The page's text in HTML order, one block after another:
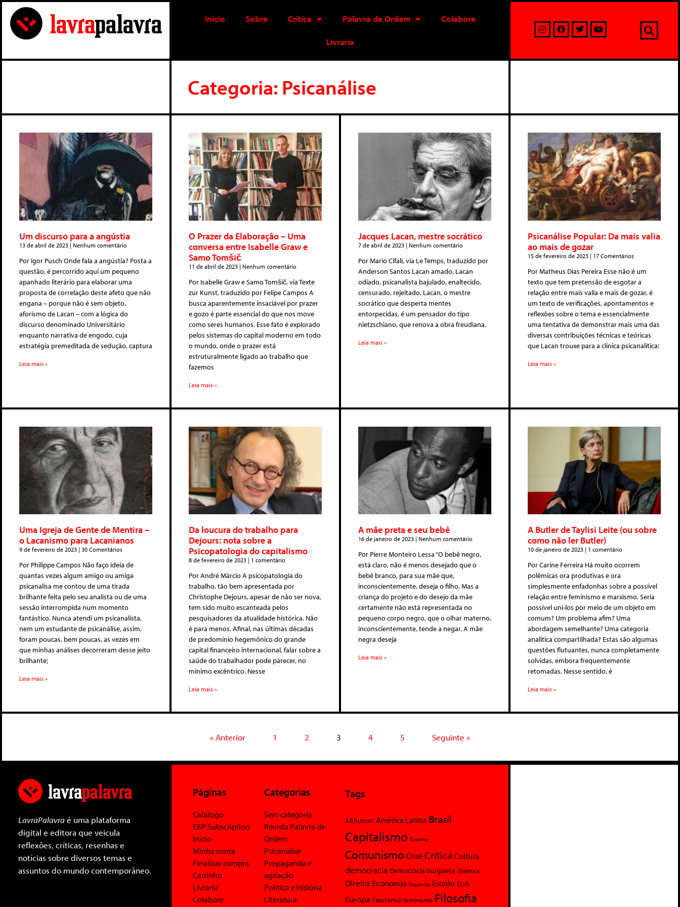
Início Sobre Crítica Palavra de Ordem Colabore
Livraria
Categoria: Psicanálise
Um discurso para a angústia
13 de abril de 2023 Nenhum comentário
Por Igor Pusch Onde fala a angústia? Posta a
questão, é percorrido aqui um pequeno
apanhado literário para elaborar uma
proposta de correlação deste afeto que não
engana – porque não é sem objeto,
aforismo de Lacan – com a lógica do
discurso denominado Universitário
enquanto narrativa de engodo, cuja
estratégia premeditada de sedução, captura
Leia mais »
O Prazer da Elaboração – Uma
conversa entre Isabelle Graw e
Samo Tomšič
11 de abril de 2023 Nenhum comentário
Por Isabelle Graw e Samo Tomšič, via Texte
zur Kunst, traduzido por Felipe Campos A
busca aparentemente insaciável por prazer
e gozo é parte essencial do que nos move
como seres humanos. Esse fato é explorado
pelos sistemas do capital moderno em todo
o mundo, onde o prazer está
estruturalmente ligado ao trabalho que
fazemos
Leia mais »
Jacques Lacan, mestre socrático
7 de abril de 2023 Nenhum comentário
Por Mario Cifali, via Le Temps, traduzido por
Anderson Santos Lacan amado, Lacan
odiado, psicanalista bajulado, enaltecido,
censurado, rejeitado, Lacan, o mestre
socrático que desperta mentes
entorpecidas, é um pensador do tipo
nietzschiano, que renova a obra freudiana.
Leia mais »
Psicanálise Popular: Da mais valia
ao mais de gozar
15 de fevereiro de 2023 17 Comentários
Por Matheus Dias Pereira Esse não é um
texto que tem pretensão de esgotar a
relação entre mais valia e mais de gozar, é
um texto de verificações, apontamentos e
reflexões sobre o tema e essencialmente
uma tentativa de demonstrar mais uma das
diversas contribuições técnicas e teóricas
que Lacan trouxe para a clínica psicanalítica:
Leia mais »
Uma Igreja de Gente de Mentira –
o Lacanismo para Lacanianos
9 de fevereiro de 2023 30 Comentários
Por Philippe Campos Não faço ideia de
quantas vezes algum amigo ou amiga
psicanalisa me contou de uma tirada
brilhante feita pelo seu analista ou de uma
sessão interrompida num momento
fantástico. Nunca atendi um psicanalista,
nem um estudante de psicanálise, assim,
foram poucas, bem poucas, as vezes em
que minhas análises decorreram desse jeito
brilhante;
Leia mais »
Da loucura do trabalho para
Dejours: nota sobre a
Psicopatologia do capitalismo
8 de fevereiro de 2023 1 comentário
Por André Márcio A psicopatologia do
trabalho, tão bem apresentada por
Christophe Dejours, apesar de não ser nova,
tem sido muito escanteada pelos
pesquisadores da atualidade histórica. Não
é para menos. Afinal, nas últimas décadas
de predomínio hegemônico do grande
capital financeiro internacional, falar sobre a
saúde do trabalhador pode parecer, no
mínimo excêntrico. Nesse
Leia mais »
A mãe preta e seu bebê
16 de janeiro de 2023 Nenhum comentário
Por Pierre Monteiro Lessa “O bebê negro,
está claro, não é menos desejado que o
bebê branco, para sua mãe que,
inconscientemente, deseja o filho. Mas a
criança do projeto e do desejo da mãe
certamente não está representada no
pequeno corpo negro, que o olhar materno,
inconscientemente, tende a negar. A mãe
negra deseja
Leia mais »
A Butler de Taylisi Leite (ou sobre
como não ler Butler)
10 de janeiro de 2023 1 comentário
Por Carine Ferreira Há muito ocorrem
polêmicas ora produtivas e ora
simplesmente enfadonhas sobre a possível
relação entre feminismo e marxismo. Seria
possível uni-los por meio de um objeto em
comum? Um problema afim? Uma
abordagem semelhante? Uma categoria
analítica compartilhada? Estas são algumas
questões flutuantes, nunca completamente
solvidas, embora frequentemente
retomadas. Nesse sentido, é
Leia mais »
« Anterior 1 2 3 4 5 Seguinte »
LavraPalavraé uma plataforma
digital e editora que veicula
reflexões, críticas, resenhas e
notícias sobre diversos temas e
assuntos do mundo contemporâneo.
Páginas
Catálogo
ERP Subscription
Início
Minha conta
Finalizar compra
Carrinho
Livraria
Colabore
Categorias
Sem categoria
Revista Palavra de
Ordem
Psicanálise
Propaganda e
agitação
Política e História
Literatura
Tags
Althusser América Latina Brasil
Capitalismo Cinema
Comunismo Crise Crítica Cultura
democracia Democracia burguesa Dialética
Direito Economia Esquerda Estado EUA
Europa Fascismo feminismo Filosofia